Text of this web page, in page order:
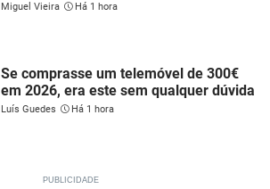
Miguel Vieira Há 1 hora
Se comprasse um telemóvel de 300€
em 2026, era este sem qualquer dúvida
Luís Guedes Há 1 hora